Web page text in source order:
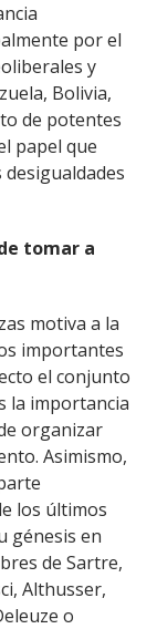
por el
y
Bolivia,
de potentes
papel que
tomar a
motiva a la
importantes
el conjunto
la importancia
organizar
Asimismo,
los últimos
génesis en
de Sartre,
Althusser,
o